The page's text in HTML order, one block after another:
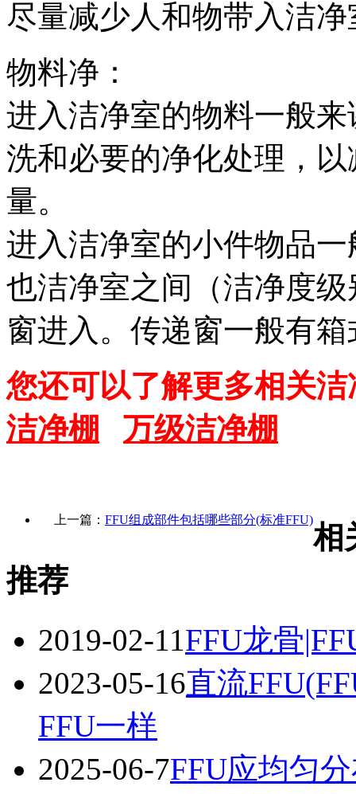
尽量减少人和物带入洁
物料净：
进入洁净室的物料一般
洗和必要的净化处理，
量。
进入洁净室的小件物品
也洁净室之间（洁净度
窗进入。传递窗一般有
您还可以了解更多相关
洁净棚
万级洁净棚
上一篇： FFU组成部件包括哪些部分(标准FFU)
相
推荐
2019-02-11FFU龙骨
2023-05-16直流
FFU一样
2025-06-7FFU应均匀